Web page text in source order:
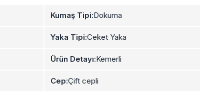
Kumaş Tipi:Dokuma
Yaka Tipi:Ceket Yaka
Ürün Detayı:Kemerli
Cep:Çift cepli